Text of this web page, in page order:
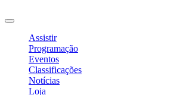
Assistir
Programação
Eventos
Classificações
Notícias
Loja